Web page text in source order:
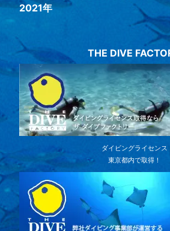
2021年
THE DIVE
ダイビングライセンス
東京都内で取得！